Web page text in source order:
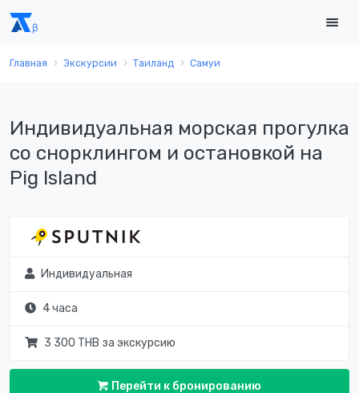
Главная Экскурсии Таиланд Самуи
Индивидуальная морская прогулка
со снорклингом и остановкой на
Pig Island
Индивидуальная
4 часа
3 300 THB за экскурсию
Перейти к бронированию